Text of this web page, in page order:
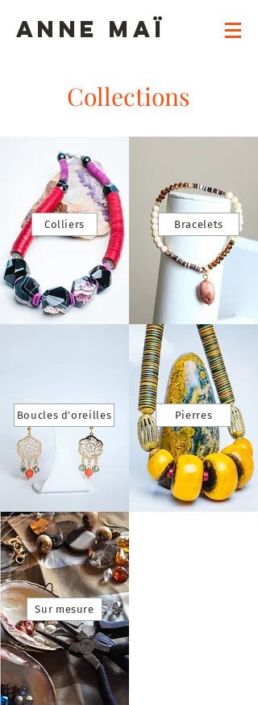
ANNE MAï
Collections
Colliers Bracelets
Boucles d'oreilles Pierres
Sur mesure